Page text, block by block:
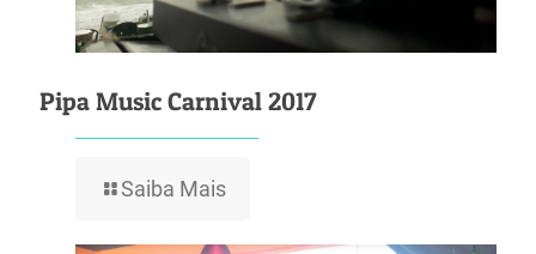
Pipa Music Carnival 2017
Saiba Mais